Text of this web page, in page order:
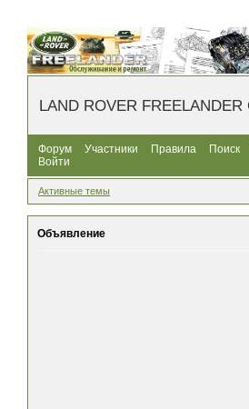
LAND ROVER FREELANDER
Форум Участники Правила Поиск
Войти
Активные темы
Объявление